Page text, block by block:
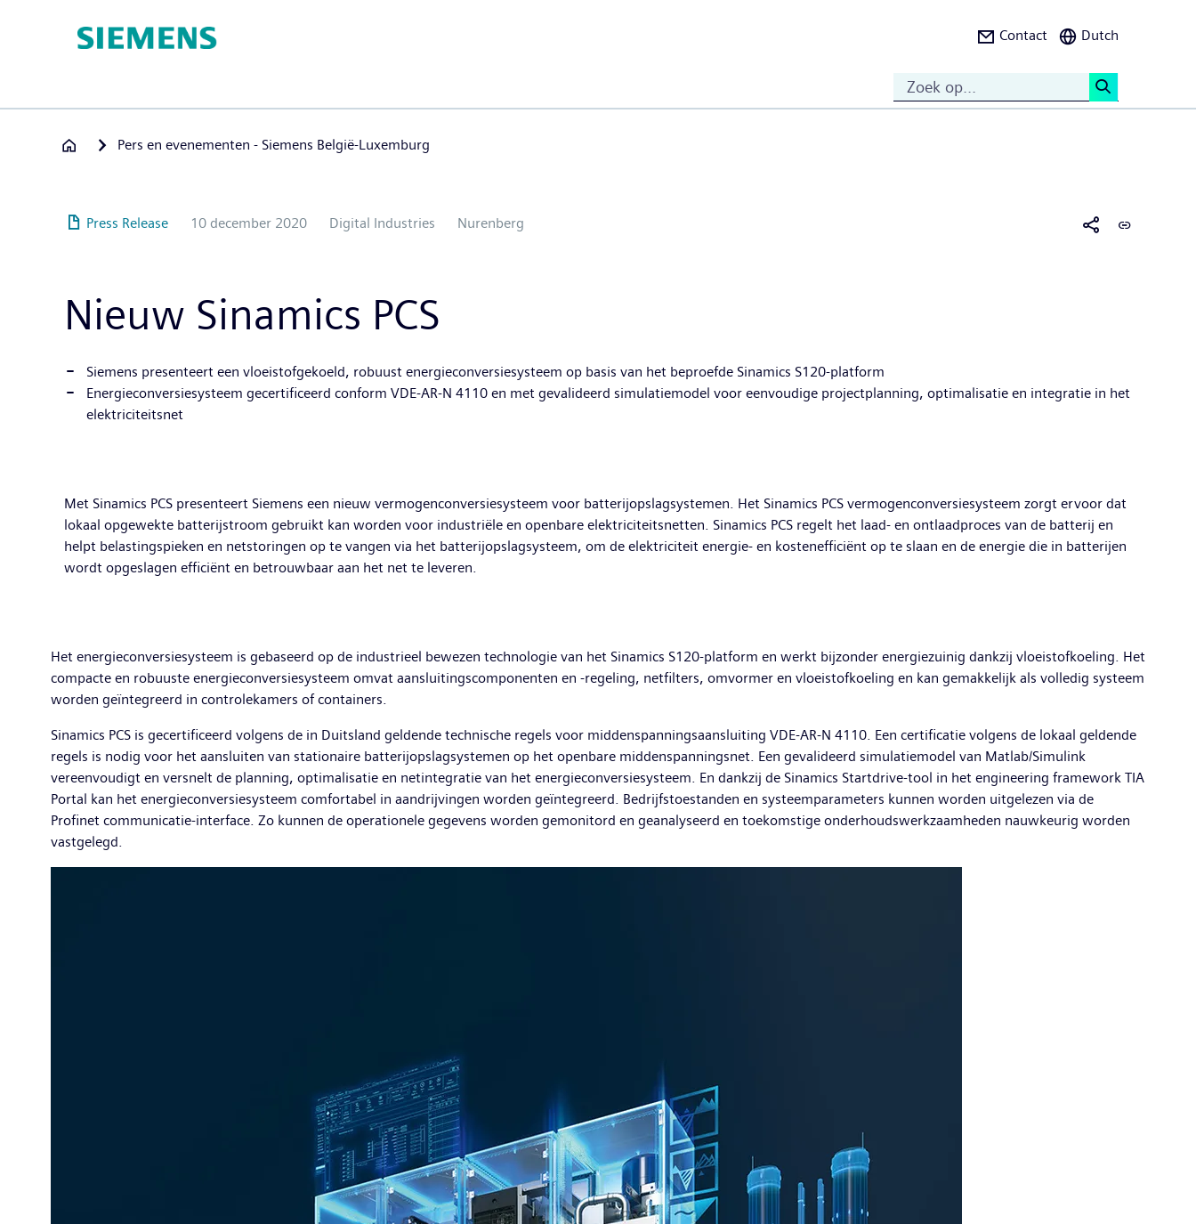
Contact Dutch
Pers en evenementen - Siemens België-Luxemburg
Press Release 10 december 2020 Digital Industries Nurenberg
Nieuw Sinamics PCS
Siemens presenteert een vloeistofgekoeld, robuust energieconversiesysteem op basis van het beproefde Sinamics S120-platform
Energieconversiesysteem gecertificeerd conform VDE-AR-N 4110 en met gevalideerd simulatiemodel voor eenvoudige projectplanning, optimalisatie en integratie in het
elektriciteitsnet
Met Sinamics PCS presenteert Siemens een nieuw vermogenconversiesysteem voor batterijopslagsystemen. Het Sinamics PCS vermogenconversiesysteem zorgt ervoor dat
lokaal opgewekte batterijstroom gebruikt kan worden voor industriële en openbare elektriciteitsnetten. Sinamics PCS regelt het laad- en ontlaadproces van de batterij en
helpt belastingspieken en netstoringen op te vangen via het batterijopslagsysteem, om de elektriciteit energie- en kostenefficiënt op te slaan en de energie die in batterijen
wordt opgeslagen efficiënt en betrouwbaar aan het net te leveren.
Het energieconversiesysteem is gebaseerd op de industrieel bewezen technologie van het Sinamics S120-platform en werkt bijzonder energiezuinig dankzij vloeistofkoeling. Het
compacte en robuuste energieconversiesysteem omvat aansluitingscomponenten en -regeling, netfilters, omvormer en vloeistofkoeling en kan gemakkelijk als volledig systeem
worden geïntegreerd in controlekamers of containers.
Sinamics PCS is gecertificeerd volgens de in Duitsland geldende technische regels voor middenspanningsaansluiting VDE-AR-N 4110. Een certificatie volgens de lokaal geldende
regels is nodig voor het aansluiten van stationaire batterijopslagsystemen op het openbare middenspanningsnet. Een gevalideerd simulatiemodel van Matlab/Simulink
vereenvoudigt en versnelt de planning, optimalisatie en netintegratie van het energieconversiesysteem. En dankzij de Sinamics Startdrive-tool in het engineering framework TIA
Portal kan het energieconversiesysteem comfortabel in aandrijvingen worden geïntegreerd. Bedrijfstoestanden en systeemparameters kunnen worden uitgelezen via de
Profinet communicatie-interface. Zo kunnen de operationele gegevens worden gemonitord en geanalyseerd en toekomstige onderhoudswerkzaamheden nauwkeurig worden
vastgelegd.